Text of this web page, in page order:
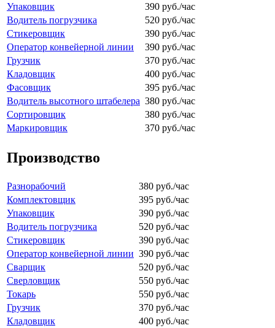
Упаковщик
390 руб./час
Водитель погрузчика
520 руб./час
Стикеровщик
390 руб./час
Оператор конвейерной линии
390 руб./час
Грузчик
370 руб./час
Кладовщик
400 руб./час
Фасовщик
395 руб./час
Водитель высотного штабелера 380 руб./час
Сортировщик
380 руб./час
Маркировщик
370 руб./час
Производство
Разнорабочий
380 руб./час
Комплектовщик
395 руб./час
Упаковщик
390 руб./час
Водитель погрузчика
520 руб./час
Стикеровщик
390 руб./час
Оператор конвейерной линии 390 руб./час
Сварщик
520 руб./час
Сверловщик
550 руб./час
Токарь
550 руб./час
Грузчик
370 руб./час
Кладовщик
400 руб./час